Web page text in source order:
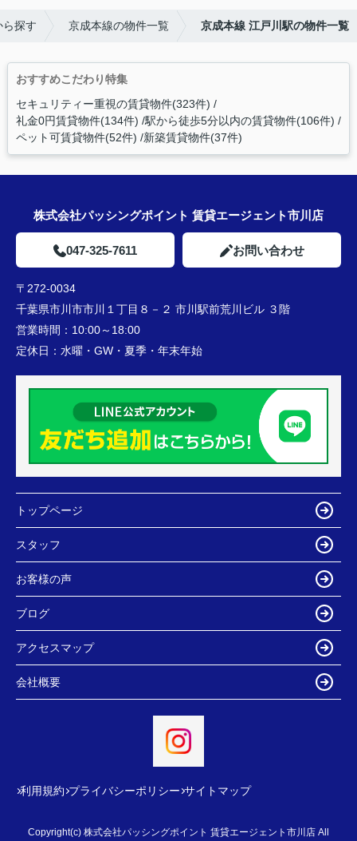
ら探す 京成本線の物件一覧 京成本線 江戸川駅の物件一覧
おすすめこだわり特集
セキュリティー重視の賃貸物件(323件)
礼金0円賃貸物件(134件) 駅から徒歩5分以内の賃貸物件(106件)
ペット可賃貸物件(52件) 新築賃貸物件(37件)
株式会社パッシングポイント 賃貸エージェント市川店
047-325-7611 お問い合わせ
〒272-0034
千葉県市川市市川１丁目８－２ 市川駅前荒川ビル ３階
営業時間： 10:00～18:00
定休日： 水曜・GW・夏季・年末年始
トップページ
スタッフ
お客様の声
ブログ
アクセスマップ
会社概要
利用規約 プライバシーポリシー サイトマップ
Copyright(c) 株式会社パッシングポイント 賃貸エージェント市川店 All